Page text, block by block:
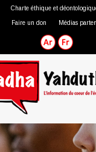
Charte éthique et
Faire un don Médias